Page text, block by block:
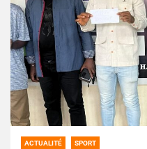
ACTUALITÉ SPORT